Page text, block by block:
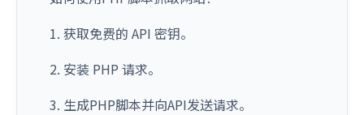
1. 获取免费的 API 密钥。
2. 安装 PHP 请求。
3. 生成PHP脚本并向API发送请求。